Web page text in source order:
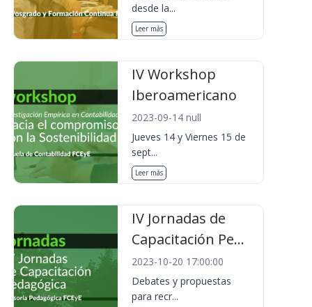
desde la...
Leer más
IV Workshop
Iberoamericano
2023-09-14 null
Jueves 14 y Viernes 15 de
sept...
Leer más
IV Jornadas de
Capacitación Pe...
2023-10-20 17:00:00
Debates y propuestas
para recr...